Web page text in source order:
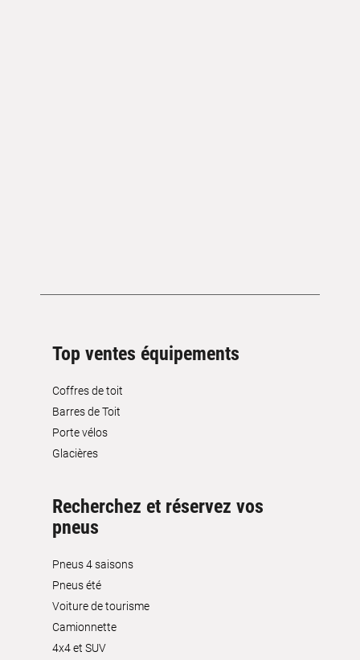
Top ventes équipements
Coffres de toit
Barres de Toit
Porte vélos
Glacières
Recherchez et réservez vos
pneus
Pneus 4 saisons
Pneus été
Voiture de tourisme
Camionnette
4x4 et SUV